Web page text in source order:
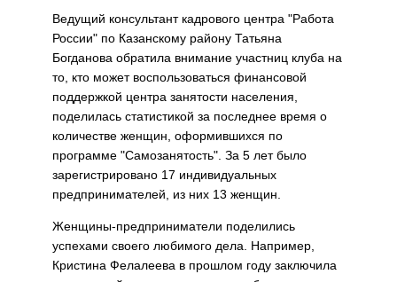
Ведущий консультант кадрового центра "Работа
России" по Казанскому району Татьяна
Богданова обратила внимание участниц клуба на
то, кто может воспользоваться финансовой
поддержкой центра занятости населения,
поделилась статистикой за последнее время о
количестве женщин, оформившихся по
программе "Самозанятость". За 5 лет было
зарегистрировано 17 индивидуальных
предпринимателей, из них 13 женщин.
Женщины-предприниматели поделились
успехами своего любимого дела. Например,
Кристина Фелалеева в прошлом году заключила